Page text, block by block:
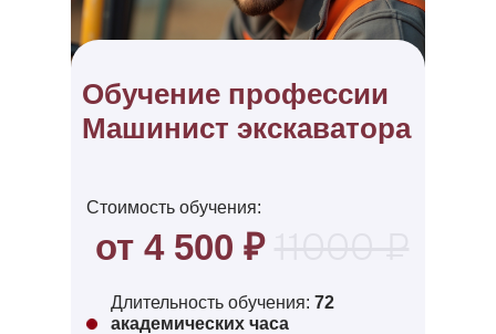
Длительность обучения: 72
академических часа
Обучение профессии
Машинист экскаватора
от 4 500 ₽
Сто имость обучения: